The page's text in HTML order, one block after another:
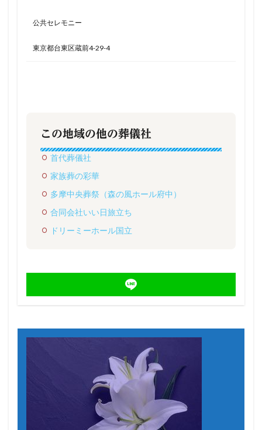
公共セレモニー
東京都台東区蔵前4-29-4
この地域の他の葬儀社
首代葬儀社
家族葬の彩華
多摩中央葬祭（森の風ホール府中）
合同会社いい日旅立ち
ドリーミーホール国立